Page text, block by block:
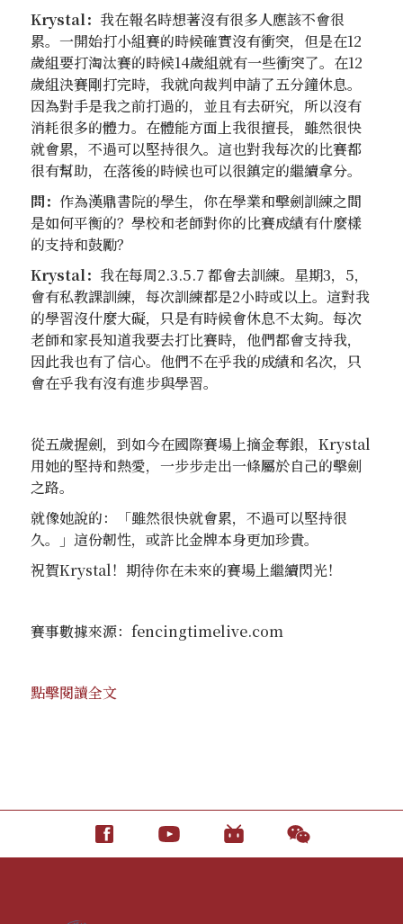
Krystal： 我在報名時想著沒有很多人應該不會很
累。一開始打小組賽的時候確實沒有衝突，但是在12
歲組要打淘汰賽的時候14歲組就有一些衝突了。在12
歲組決賽剛打完時，我就向裁判申請了五分鐘休息。
因為對手是我之前打過的，並且有去研究，所以沒有
消耗很多的體力。在體能方面上我很擅長，雖然很快
就會累，不過可以堅持很久。這也對我每次的比賽都
很有幫助，在落後的時候也可以很鎮定的繼續拿分。
問： 作為漢鼎書院的學生，你在學業和擊劍訓練之間
是如何平衡的？學校和老師對你的比賽成績有什麼樣
的支持和鼓勵？
Krystal： 我在每周2.3.5.7 都會去訓練。星期3，5，
會有私教課訓練，每次訓練都是2小時或以上。這對我
的學習沒什麼大礙，只是有時候會休息不太夠。每次
老師和家長知道我要去打比賽時，他們都會支持我，
因此我也有了信心。他們不在乎我的成績和名次，只
會在乎我有沒有進步與學習。
從五歲握劍，到如今在國際賽場上摘金奪銀，Krystal
用她的堅持和熱愛，一步步走出一條屬於自己的擊劍
之路。
就像她說的：「雖然很快就會累，不過可以堅持很
久。」這份韌性，或許比金牌本身更加珍貴。
祝賀Krystal！期待你在未來的賽場上繼續閃光！
賽事數據來源：fencingtimelive.com
點擊閱讀全文